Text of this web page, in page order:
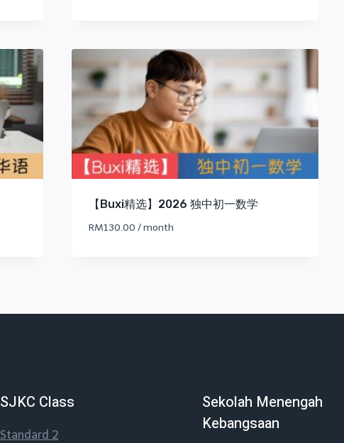
【Buxi精选】2026 独中初一数学
RM130.00 / month
SJKC Class
Standard 2
Sekolah Menengah
Kebangsaan